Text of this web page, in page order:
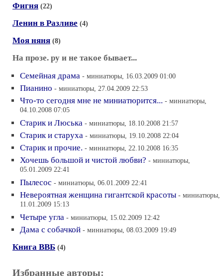
Фигня (22)
Ленин в Разливе (4)
Моя няня (8)
На прозе. ру и не такое бывает...
Семейная драма - миниатюры, 16.03.2009 01:00
Пианино - миниатюры, 27.04.2009 22:53
Что-то сегодня мне не миниатюрится... - миниатюры,
04.10.2008 07:05
Старик и Люська - миниатюры, 18.10.2008 21:57
Старик и старуха - миниатюры, 19.10.2008 22:04
Старик и прочие. - миниатюры, 22.10.2008 16:35
Хочешь большой и чистой любви? - миниатюры,
05.01.2009 22:41
Пылесос - миниатюры, 06.01.2009 22:41
Невероятная женщина гигантской красоты - миниатюры,
11.01.2009 15:13
Четыре угла - миниатюры, 15.02.2009 12:42
Дама с собачкой - миниатюры, 08.03.2009 19:49
Книга ВВБ (4)
Избранные авторы: